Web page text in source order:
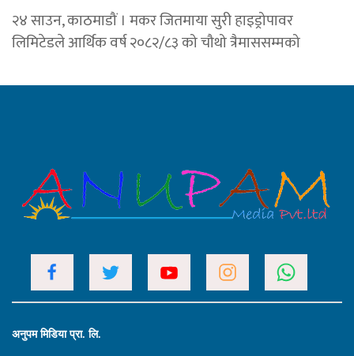
२४ साउन, काठमाडौं । मकर जितमाया सुरी हाइड्रोपावर
लिमिटेडले आर्थिक वर्ष २०८२/८३ को चौथो त्रैमाससम्मको
अनुपम मिडिया प्रा. लि.